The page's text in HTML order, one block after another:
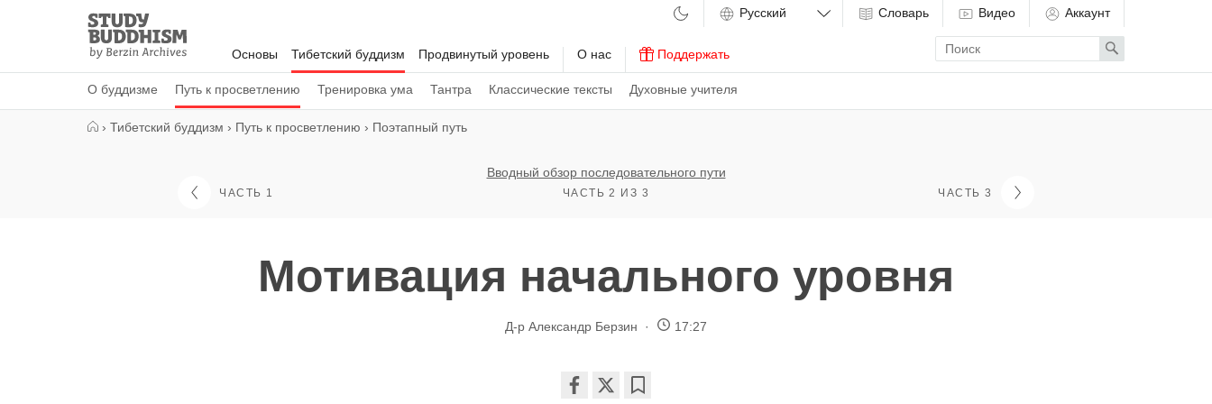
Study
Buddhism
Home
Основы Тибетский буддизм
О буддизме Путь к просветлению Тренировка ума Тантра Классические тексты Духовные учителя
Продвинутый уровень О нас Поддержать
Словарь Видео Аккаунт
Enter
search
term
Search
› Тибетский буддизм › Путь к просветлению › Поэтапный путь
ЧАСТЬ 1
Вводный обзор последовательного пути
ЧАСТЬ 2 ИЗ 3 ЧАСТЬ 3
Мотивация начального уровня
Д-р Александр Берзин 17:27